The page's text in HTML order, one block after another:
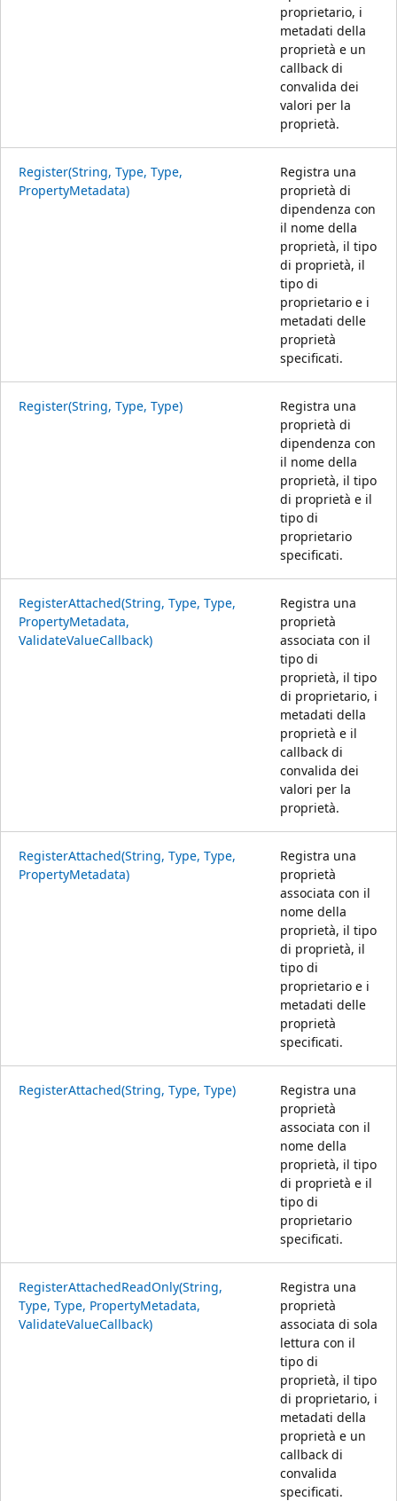
proprietario, i
metadati della
proprietà e un
callback di
convalida dei
valori per la
proprietà.
Register(String, Type, Type,
PropertyMetadata)
Registra una
proprietà di
dipendenza con
il nome della
proprietà, il tipo
di proprietà, il
tipo di
proprietario e i
metadati delle
proprietà
specificati.
Register(String, Type, Type)
Registra una
proprietà di
dipendenza con
il nome della
proprietà, il tipo
di proprietà e il
tipo di
proprietario
specificati.
RegisterAttached(String, Type, Type,
PropertyMetadata,
ValidateValueCallback)
Registra una
proprietà
associata con il
tipo di
proprietà, il tipo
di proprietario, i
metadati della
proprietà e il
callback di
convalida dei
valori per la
proprietà.
RegisterAttached(String, Type, Type,
PropertyMetadata)
Registra una
proprietà
associata con il
nome della
proprietà, il tipo
di proprietà, il
tipo di
proprietario e i
metadati delle
proprietà
specificati.
RegisterAttached(String, Type, Type)
Registra una
proprietà
associata con il
nome della
proprietà, il tipo
di proprietà e il
tipo di
proprietario
specificati.
RegisterAttachedReadOnly(String,
Type, Type, PropertyMetadata,
ValidateValueCallback)
Registra una
proprietà
associata di sola
lettura con il
tipo di
proprietà, il tipo
di proprietario, i
metadati della
proprietà e un
callback di
convalida
specificati.